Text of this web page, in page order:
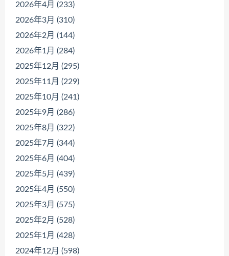
2026年4月 (233)
2026年3月 (310)
2026年2月 (144)
2026年1月 (284)
2025年12月 (295)
2025年11月 (229)
2025年10月 (241)
2025年9月 (286)
2025年8月 (322)
2025年7月 (344)
2025年6月 (404)
2025年5月 (439)
2025年4月 (550)
2025年3月 (575)
2025年2月 (528)
2025年1月 (428)
2024年12月 (598)